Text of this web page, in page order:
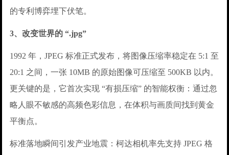
的专利博弈埋下伏笔。
3、改变世界的 “.jpg”
1992 年，JPEG 标准正式发布，将图像压缩率稳定在 5:1 至
20:1 之间，一张 10MB 的原始图像可压缩至 500KB 以内。
更关键的是，它首次实现 “有损压缩” 的智能权衡：通过忽
略人眼不敏感的高频色彩信息，在体积与画质间找到黄金
平衡点。
标准落地瞬间引发产业地震：柯达相机率先支持 JPEG 格